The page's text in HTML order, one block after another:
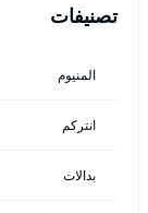
تصنيفات
المنيوم
انتركم
بدالات